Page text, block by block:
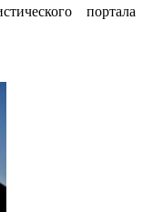
портала